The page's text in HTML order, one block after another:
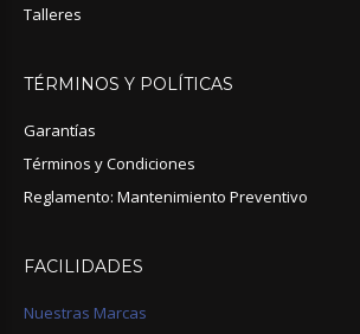
Talleres
TÉRMINOS Y POLÍTICAS
Garantías
Términos y Condiciones
Reglamento: Mantenimiento Preventivo
FACILIDADES
Nuestras Marcas